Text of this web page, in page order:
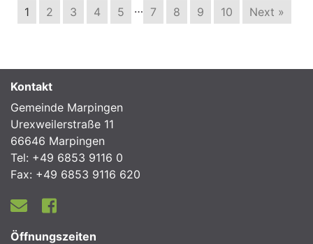
1 2 3 4 5 … 7 8 9 10 Next »
Kontakt
Gemeinde Marpingen
Urexweilerstraße 11
66646 Marpingen
Tel: +49 6853 9116 0
Fax: +49 6853 9116 620
Öffnungszeiten